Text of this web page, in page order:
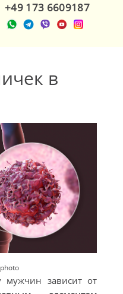
+49 173 6609187
в
мужчин зависит от